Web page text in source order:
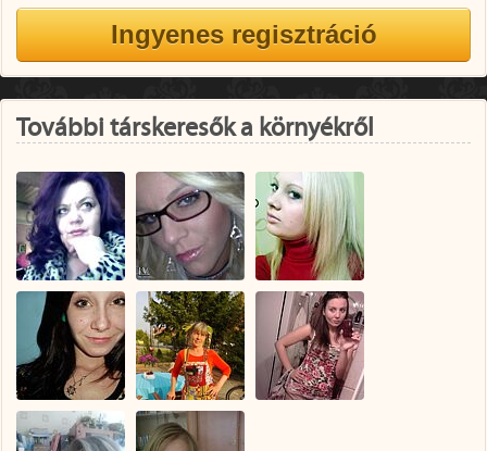
További társkeresők a környékről